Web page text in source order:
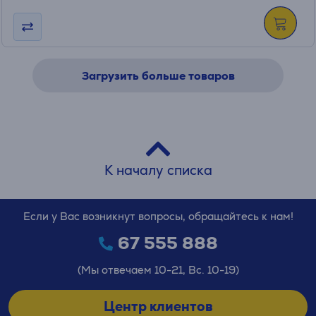
Загрузить больше товаров
К началу списка
Если у Вас возникнут вопросы, обращайтесь к нам!
67 555 888
(Мы отвечаем 10-21, Вс. 10-19)
Центр клиентов